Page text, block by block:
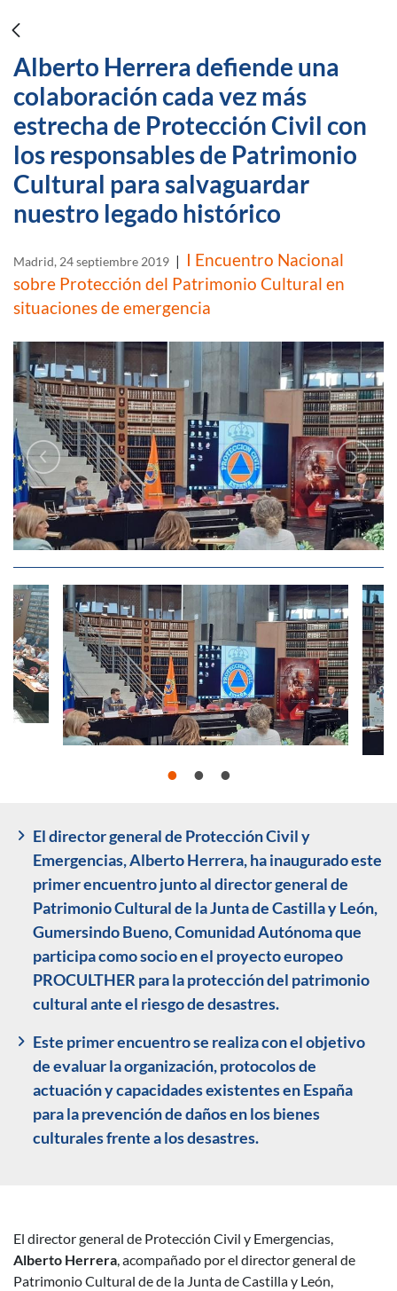
Alberto Herrera defiende una
colaboración cada vez más
estrecha de Protección Civil con
los responsables de Patrimonio
Cultural para salvaguardar
nuestro legado histórico
Madrid, 24 septiembre 2019 |
I Encuentro Nacional
sobre Protección del Patrimonio Cultural en
situaciones de emergencia
El director general de Protección Civil y
Emergencias, Alberto Herrera, ha inaugurado este
primer encuentro junto al director general de
Patrimonio Cultural de la Junta de Castilla y León,
Gumersindo Bueno, Comunidad Autónoma que
participa como socio en el proyecto europeo
PROCULTHER para la protección del patrimonio
cultural ante el riesgo de desastres.
Este primer encuentro se realiza con el objetivo
de evaluar la organización, protocolos de
actuación y capacidades existentes en España
para la prevención de daños en los bienes
culturales frente a los desastres.
Descripción noticia
El director general de Protección Civil y Emergencias,
Alberto Herrera, acompañado por el director general de
Patrimonio Cultural de de la Junta de Castilla y León,